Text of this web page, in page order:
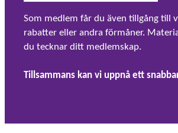
Som medlem får du även tillgång till
rabatter eller andra förmåner.
du tecknar ditt medlemskap.
Tillsammans kan vi uppnå ett